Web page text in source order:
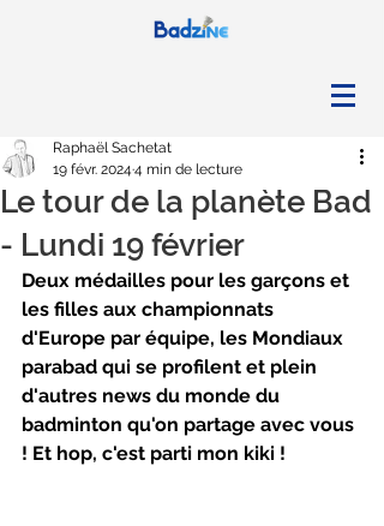
Le tour de la planète Bad
- Lundi 19 février
Raphaël Sachetat
19 févr. 2024 4 min de lecture
Deux médailles pour les garçons et
les filles aux championnats
d'Europe par équipe, les Mondiaux
parabad qui se profilent et plein
d'autres news du monde du
badminton qu'on partage avec vous
! Et hop, c'est parti mon kiki !